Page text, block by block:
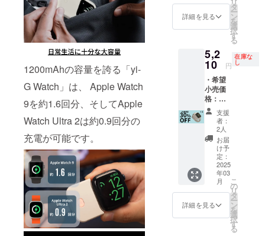
1200mAhの容量を誇る「yi-
G Watch」は、 Apple Watch
9を約1.6回分、そしてApple
Watch Ultra 2は約0.9回分の
充電が可能です。
性もご
ざいま
ださ
い。 ※
皆様の
ご支援
により
量産効
率が向
上した
場合、
正規販
売価格
が販売
予定価
格より
下がる
もござ
いま
れか1点
選択）
※バンド
りませ
ん。 ※
リター
ン価格
は送
料・消
費税込
みの価
格で
す。 ※
ご注文
状況製
造工程
上の都
合等に
荷時期
が遅れ
くださ
い。 ※
2mm、
44/45/4
6mm、
49mm
から選
択くだ
さい。
※バンド
は付属
してお
りませ
ん。 ※
リター
ン価格
は送
料・消
費税込
後1ヶ月
間の交
換保証
付き ・
型モバ
イル
バッテ
リー
「yi-G
Watch
」×1 ※
カラー
は、グ
レーブ
ラッ
ク、オ
フホワ
イトか
ら選択
くださ
い。 ※
詳細を見る
タ
ー
ン
を
選
択
す
る
5,2
10 円
在庫な
し
・希望
小売価
格：
7,450円
(税込)よ
30%OF
F ※日本
語取扱
説明書
及び商
品到着
後1ヶ月
間の交
換保証
付き ・
支援
者：
2人
お届
け予
定：
2025
年03
月
詳細を見る
こ
の
リ
タ
ー
ン
を
選
択
す
る